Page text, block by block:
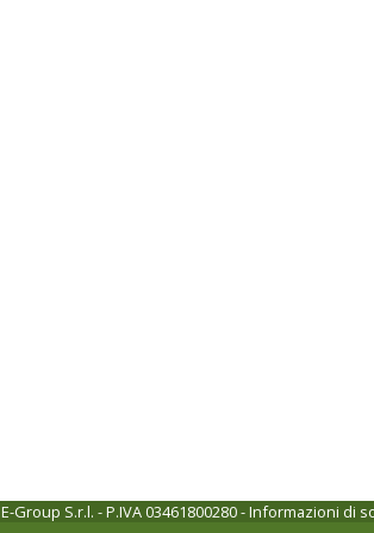
E-Group S.r.l. - P.IVA 03461800280-Informazioni di